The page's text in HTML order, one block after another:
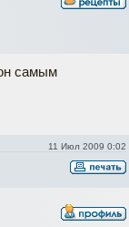
самым
11 Июл 2009 0:02